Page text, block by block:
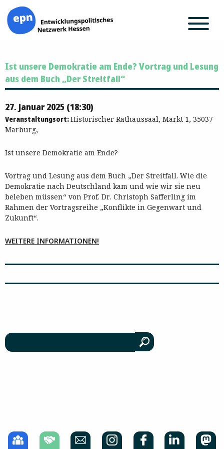
Inhalt
springen
Ist unsere Demokratie am Ende? Vortrag und Lesung
aus dem Buch „Der Streitfall“
27. Januar 2025 (18:30)
Veranstaltungsort:Historischer Rathaussaal, Markt 1, 35037
Marburg,
Ist unsere Demokratie am Ende?
Vortrag und Lesung aus dem Buch „Der Streitfall. Wie die
Demokratie nach Deutschland kam und wie wir sie neu
beleben müssen“ von Prof. Dr. Christoph Safferling im
Rahmen der Vortragsreihe „Konflikte in Gegenwart und
Zukunft“.
WEITERE INFORMATIONEN!